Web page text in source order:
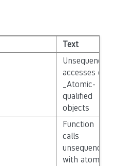
Text
Unsequenced
accesses of
_Atomic-
qualified
objects
Function
calls
unsequenced
with atomic